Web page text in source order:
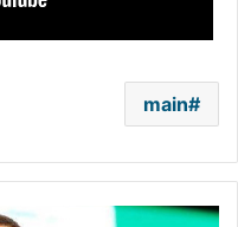
main
جاز